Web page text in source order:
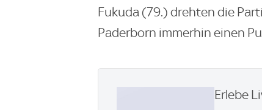
Fukuda (79.) drehten die
Paderborn immerhin einen
Erlebe